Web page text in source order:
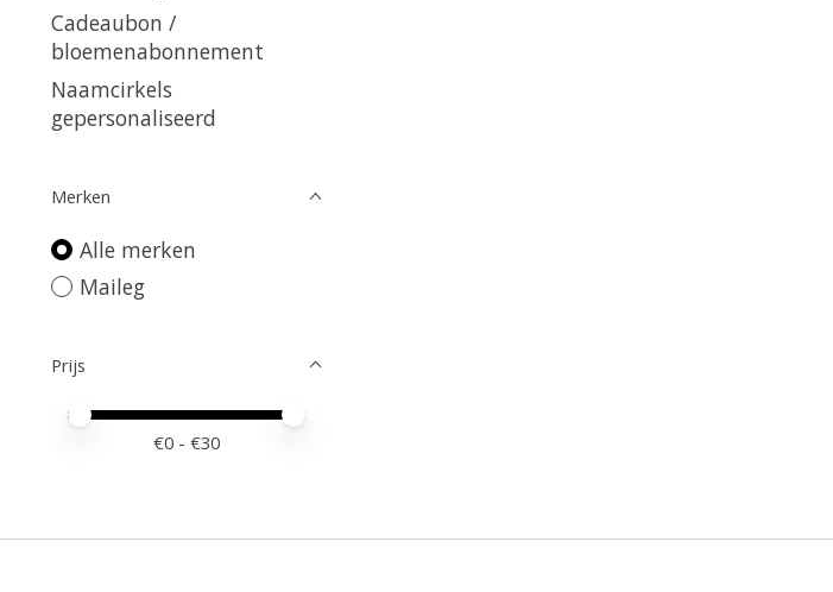
Cadeaubon /
bloemenabonnement
Naamcirkels
gepersonaliseerd
Merken
Alle merken
Maileg
Prijs
Minimale prijswaarde
Price maximum value
€0 - €30